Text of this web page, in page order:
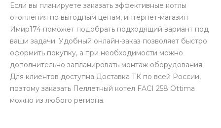
Если вы планируете заказать эффективные котлы
отопления по выгодным ценам, интернет-магазин
Имир174 поможет подобрать подходящий вариант под
ваши задачи. Удобный онлайн-заказ позволяет быстро
оформить покупку, а при необходимости можно
дополнительно запланировать монтаж оборудования.
Для клиентов доступна Доставка ТК по всей России,
поэтому заказать Пеллетный котел FACI 258 Ottima
можно из любого региона.